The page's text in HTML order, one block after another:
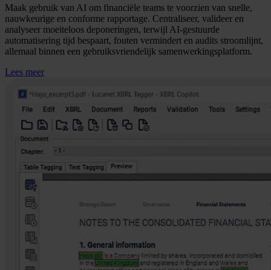
Maak gebruik van AI om financiële teams te voorzien van snelle,
nauwkeurige en conforme rapportage. Centraliseer, valideer en
analyseer moeiteloos deponeringen, terwijl AI-gestuurde
automatisering tijd bespaart, fouten vermindert en audits stroomlijnt,
allemaal binnen een gebruiksvriendelijk samenwerkingsplatform.
Lees meer